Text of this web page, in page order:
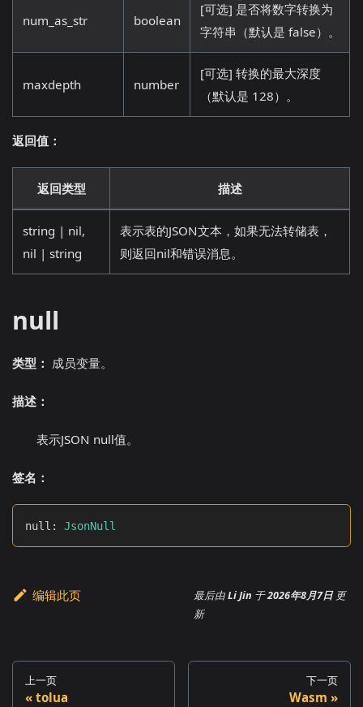
num_as_str boolean
[可选] 是否将数字转换为
字符串（默认是 false）。
maxdepth number
[可选] 转换的最大深度
（默认是 128）。
返回值：
返回类型 描述
string | nil,
nil | string
表示表的JSON文本，如果无法转储表，
则返回nil和错误消息。
null
类型： 成员变量。
描述：
表示JSON null值。
签名：
null : JsonNull
编辑此页 最后由Li Jin 于2026年8月7日 更
新
上一页
tolua
下一页
Wasm